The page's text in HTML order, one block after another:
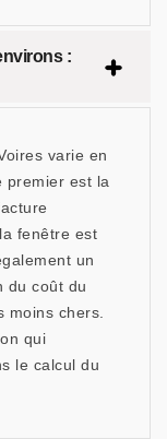
:
varie en
premier est la
fenêtre est
un
du coût du
moins chers.
qui
le calcul du